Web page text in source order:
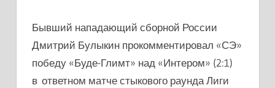
Бывший нападающий сборной России
Дмитрий Булыкин прокомментировал «СЭ»
победу «Буде-Глимт» над «Интером» (2:1)
в ответном матче стыкового раунда Лиги